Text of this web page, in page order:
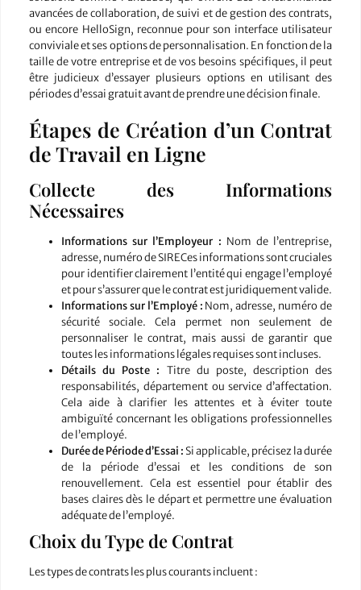
avancées de collaboration, de suivi et de gestion des contrats,
ou encore HelloSign, reconnue pour son interface utilisateur
conviviale et ses options de personnalisation. En fonction de la
taille de votre entreprise et de vos besoins spécifiques, il peut
être judicieux d’essayer plusieurs options en utilisant des
périodes d’essai gratuit avant de prendre une décision finale.
Étapes de Création d’un Contrat
de Travail en Ligne
Collecte des Informations
Nécessaires
Informations sur l’Employeur : Nom de l’entreprise,
adresse, numéro de SIRECes informations sont cruciales
pour identifier clairement l’entité qui engage l’employé
et pour s’assurer que le contrat est juridiquement valide.
Informations sur l’Employé : Nom, adresse, numéro de
sécurité sociale. Cela permet non seulement de
personnaliser le contrat, mais aussi de garantir que
toutes les informations légales requises sont incluses.
Détails du Poste : Titre du poste, description des
responsabilités, département ou service d’affectation.
Cela aide à clarifier les attentes et à éviter toute
ambiguïté concernant les obligations professionnelles
de l’employé.
Durée de Période d’Essai : Si applicable, précisez la durée
de la période d’essai et les conditions de son
renouvellement. Cela est essentiel pour établir des
bases claires dès le départ et permettre une évaluation
adéquate de l’employé.
Choix du Type de Contrat
Les types de contrats les plus courants incluent :